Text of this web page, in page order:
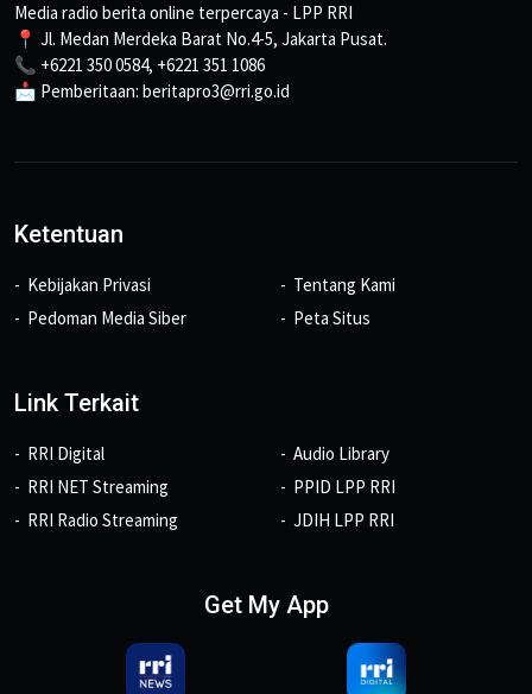
Media radio berita online terpercaya - LPP RRI
📍 Jl. Medan Merdeka Barat No.4-5, Jakarta Pusat.
📞 +6221 350 0584, +6221 351 1086
📩 Pemberitaan: beritapro3@rri.go.id
Ketentuan
Kebijakan Privasi
Pedoman Media Siber
Tentang Kami
Peta Situs
Link Terkait
RRI Digital
RRI NET Streaming
RRI Radio Streaming
Audio Library
PPID LPP RRI
JDIH LPP RRI
Get My App